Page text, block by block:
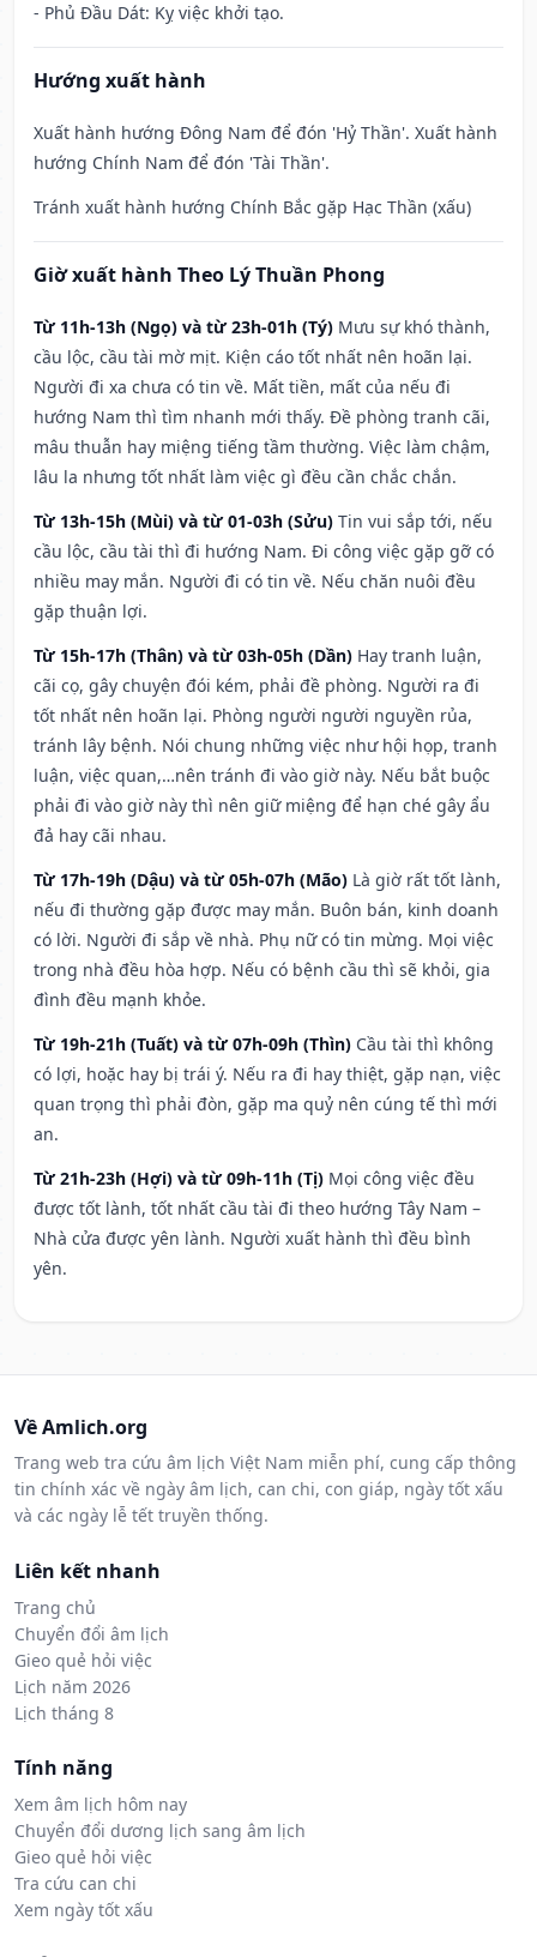
- Phủ Đầu Dát: Kỵ việc khởi tạo.
Hướng xuất hành
Xuất hành hướng Đông Nam để đón 'Hỷ Thần'. Xuất hành
hướng Chính Nam để đón 'Tài Thần'.
Tránh xuất hành hướng Chính Bắc gặp Hạc Thần (xấu)
Giờ xuất hành Theo Lý Thuần Phong
Từ 11h-13h (Ngọ) và từ 23h-01h (Tý) Mưu sự khó thành,
cầu lộc, cầu tài mờ mịt. Kiện cáo tốt nhất nên hoãn lại.
Người đi xa chưa có tin về. Mất tiền, mất của nếu đi
hướng Nam thì tìm nhanh mới thấy. Đề phòng tranh cãi,
mâu thuẫn hay miệng tiếng tầm thường. Việc làm chậm,
lâu la nhưng tốt nhất làm việc gì đều cần chắc chắn.
Từ 13h-15h (Mùi) và từ 01-03h (Sửu) Tin vui sắp tới, nếu
cầu lộc, cầu tài thì đi hướng Nam. Đi công việc gặp gỡ có
nhiều may mắn. Người đi có tin về. Nếu chăn nuôi đều
gặp thuận lợi.
Từ 15h-17h (Thân) và từ 03h-05h (Dần) Hay tranh luận,
cãi cọ, gây chuyện đói kém, phải đề phòng. Người ra đi
tốt nhất nên hoãn lại. Phòng người người nguyền rủa,
tránh lây bệnh. Nói chung những việc như hội họp, tranh
luận, việc quan,…nên tránh đi vào giờ này. Nếu bắt buộc
phải đi vào giờ này thì nên giữ miệng để hạn ché gây ẩu
đả hay cãi nhau.
Từ 17h-19h (Dậu) và từ 05h-07h (Mão) Là giờ rất tốt lành,
nếu đi thường gặp được may mắn. Buôn bán, kinh doanh
có lời. Người đi sắp về nhà. Phụ nữ có tin mừng. Mọi việc
trong nhà đều hòa hợp. Nếu có bệnh cầu thì sẽ khỏi, gia
đình đều mạnh khỏe.
Từ 19h-21h (Tuất) và từ 07h-09h (Thìn) Cầu tài thì không
có lợi, hoặc hay bị trái ý. Nếu ra đi hay thiệt, gặp nạn, việc
quan trọng thì phải đòn, gặp ma quỷ nên cúng tế thì mới
an.
Từ 21h-23h (Hợi) và từ 09h-11h (Tị) Mọi công việc đều
được tốt lành, tốt nhất cầu tài đi theo hướng Tây Nam –
Nhà cửa được yên lành. Người xuất hành thì đều bình
yên.
Về Amlich.org
Trang web tra cứu âm lịch Việt Nam miễn phí, cung cấp thông
tin chính xác về ngày âm lịch, can chi, con giáp, ngày tốt xấu
và các ngày lễ tết truyền thống.
Liên kết nhanh
Trang chủ
Chuyển đổi âm lịch
Gieo quẻ hỏi việc
Lịch năm 2026
Lịch tháng 8
Tính năng
Xem âm lịch hôm nay
Chuyển đổi dương lịch sang âm lịch
Gieo quẻ hỏi việc
Tra cứu can chi
Xem ngày tốt xấu